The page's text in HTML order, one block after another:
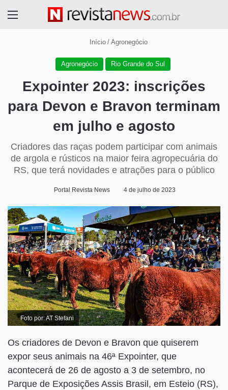
Início / Agronegócio
Agronegócio Rio Grande do Sul
Expointer 2023: inscrições
para Devon e Bravon terminam
em julho e agosto
Criadores das raças podem participar com animais
de argola e rústicos na maior feira agropecuária do
RS, que terá novidades e atrações para o público
Portal Revista News 4 de julho de 2023
Foto por: AT Stefani
Os criadores de Devon e Bravon que quiserem
expor seus animais na 46ª Expointer, que
acontecerá de 26 de agosto a 3 de setembro, no
Parque de Exposições Assis Brasil, em Esteio (RS),